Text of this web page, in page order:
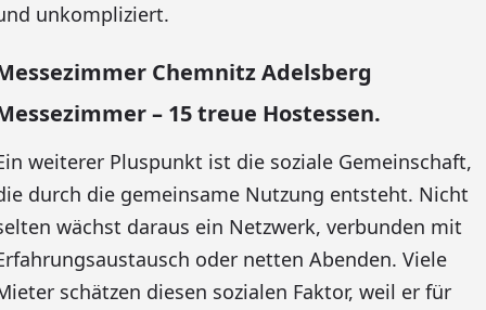
unkompliziert.
Chemnitz Adelsberg
– 15 treue Hostessen.
weiterer Pluspunkt ist die soziale Gemeinschaft,
durch die gemeinsame Nutzung entsteht. Nicht
wächst daraus ein Netzwerk, verbunden mit
oder netten Abenden. Viele
schätzen diesen sozialen Faktor, weil er für